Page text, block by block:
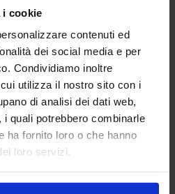
i cookie
contenuti ed
dei social media e per
Condividiamo inoltre
utilizza il nostro sito con i
di analisi dei dati web,
quali potrebbero combinarle
ha fornito loro o che hanno
loro servizi.
09-25-